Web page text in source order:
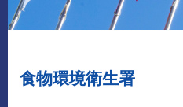
食物環境衛生署